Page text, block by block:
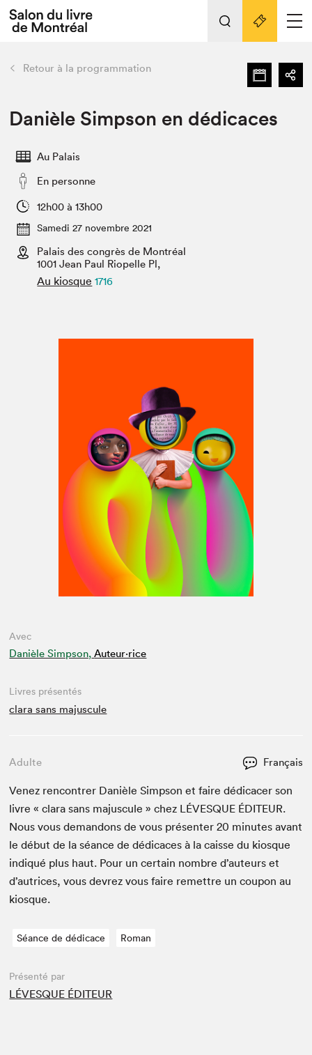
Espace exposant⋅e⋅s
Espace enseignant·e·s
L'événement
Préparer sa visite au Salon
Actualités
SLM PRO
retour Nos activités
Préparer sa visite
Salon au Palais
Projets partenaires
Liens pratiques
Retour à la programmation
Danièle Simpson en dédicaces
Au Palais
En personne
12h00 à 13h00
Samedi 27 novembre 2021
Palais des congrès de Montréal
1001 Jean Paul Riopelle Pl,
Au kiosque 1716
Avec
Danièle Simpson, Auteur·rice
Livres présentés
clara sans majuscule
Adulte Français
Venez ren­con­tr­er Danièle Simp­son et faire dédi­cac­er son
livre « clara sans majus­cule » chez LÉVESQUE ÉDI­TEUR.
Nous vous deman­dons de vous présen­ter20 min­utes avant
le début de la séance de dédi­caces à la caisse du kiosque
indiqué plus haut. Pour un cer­tain nom­bre d’auteurs et
d’autrices, vous devrez vous faire remet­tre un coupon au
kiosque.
Séance de dédicace Roman
Présenté par
LÉVESQUE ÉDITEUR